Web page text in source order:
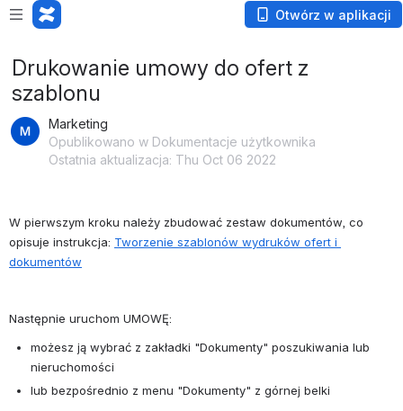
Otwórz w aplikacji
Drukowanie umowy do ofert z
szablonu
Marketing
Opublikowano w Dokumentacje użytkownika
Ostatnia aktualizacja: Thu Oct 06 2022
W pierwszym kroku należy zbudować zestaw dokumentów, co
opisuje instrukcja: Tworzenie szablonów wydruków ofert i
dokumentów
Następnie uruchom UMOWĘ:
możesz ją wybrać z zakładki "Dokumenty" poszukiwania lub
nieruchomości
lub bezpośrednio z menu "Dokumenty" z górnej belki